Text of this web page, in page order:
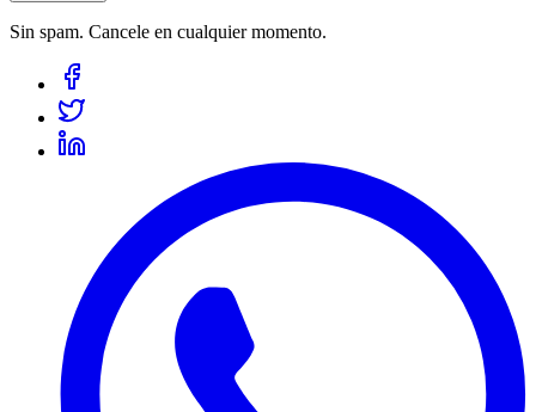
Sin spam. Cancele en cualquier momento.